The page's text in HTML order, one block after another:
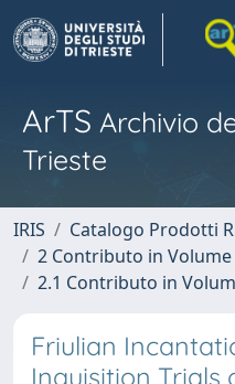
ArTS Archivio
Trieste
IRIS
Catalogo Prodotti
2 Contributo in Volume
2.1 Contributo in
Friulian
Inquisition Trials